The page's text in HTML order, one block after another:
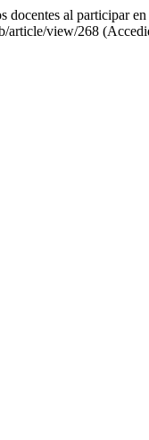
docentes al participar
article/view/268